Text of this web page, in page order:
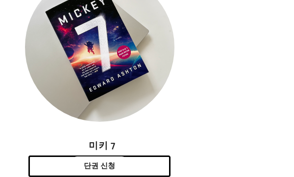
미키 7
단권 신청